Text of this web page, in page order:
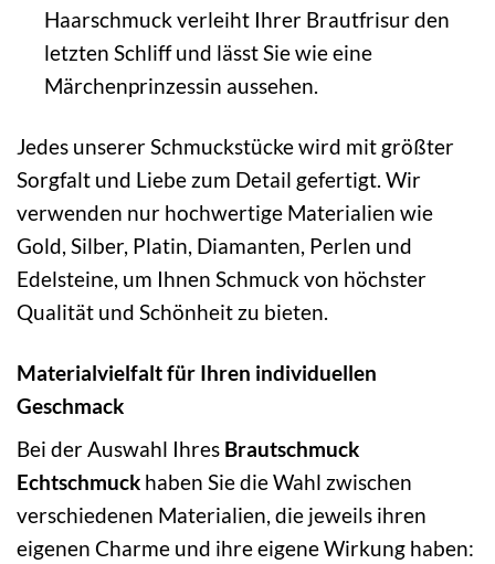
Haarschmuck verleiht Ihrer Brautfrisur den
letzten Schliff und lässt Sie wie eine
Märchenprinzessin aussehen.
Jedes unserer Schmuckstücke wird mit größter
Sorgfalt und Liebe zum Detail gefertigt. Wir
verwenden nur hochwertige Materialien wie
Gold, Silber, Platin, Diamanten, Perlen und
Edelsteine, um Ihnen Schmuck von höchster
Qualität und Schönheit zu bieten.
Materialvielfalt für Ihren individuellen
Geschmack
Bei der Auswahl Ihres Brautschmuck
Echtschmuck haben Sie die Wahl zwischen
verschiedenen Materialien, die jeweils ihren
eigenen Charme und ihre eigene Wirkung haben: